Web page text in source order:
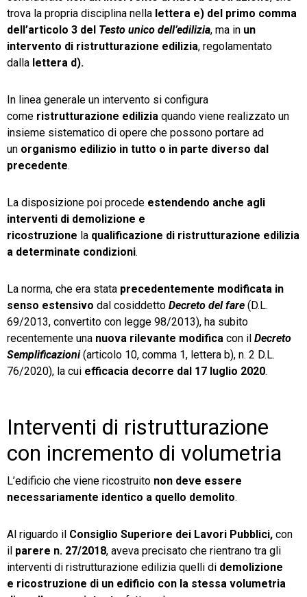
trova la propria disciplina nella lettera e) del primo comma
dell’articolo 3 del Testo unico dell’edilizia, ma in un
intervento di ristrutturazione edilizia, regolamentato
dalla lettera d).
In linea generale un intervento si configura
come ristrutturazione edilizia quando viene realizzato un
insieme sistematico di opere che possono portare ad
un organismo edilizio in tutto o in parte diverso dal
precedente.
La disposizione poi procede estendendo anche agli
interventi di demolizione e
ricostruzione la qualificazione di ristrutturazione edilizia
a determinate condizioni.
La norma, che era stata precedentemente modificata in
senso estensivo dal cosiddetto Decreto del fare (D.L.
69/2013, convertito con legge 98/2013), ha subito
recentemente una nuova rilevante modifica con il Decreto
Semplificazioni(articolo 10, comma 1, lettera b), n. 2 D.L.
76/2020), la cui efficacia decorre dal 17 luglio 2020.
Interventi di ristrutturazione
con incremento di volumetria
L’edificio che viene ricostruito non deve essere
necessariamente identico a quello demolito.
Al riguardo il Consiglio Superiore dei Lavori Pubblici, con
il parere n. 27/2018, aveva precisato che rientrano tra gli
interventi di ristrutturazione edilizia quelli di demolizione
e ricostruzione di un edificio con la stessa volumetria